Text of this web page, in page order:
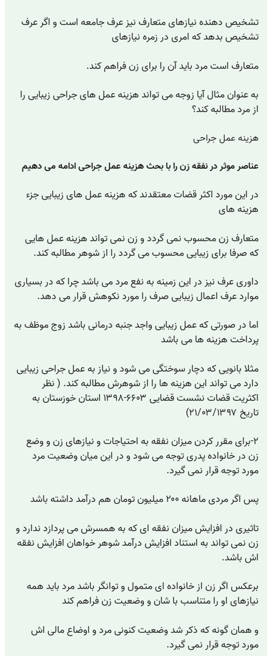
تشخیص دهنده نیازهای متعارف نیز عرف جامعه است و اگر عرف
تشخیص بدهد که امری در زمره نیازهای
متعارف است مرد باید آن را برای زن فراهم کند.
به عنوان مثال آیا زوجه می تواند هزینه عمل های جراحی زیبایی را
از مرد مطالبه کند؟
هزینه عمل جراحی
عناصر موثر در نفقه زن را با بحث هزینه عمل جراحی ادامه می دهیم
در این مورد اکثر قضات معتقدند که هزینه عمل های زیبایی جزء
هزینه های
متعارف زن محسوب نمی گردد و زن نمی تواند هزینه عمل هایی
که صرفا برای زیبایی محسوب می گردد را از شوهر مطالبه کند.
داوری عرف نیز در این زمینه به نفع مرد می باشد چرا که در بسیاری
موارد عرف اعمال زیبایی صرف را مورد نکوهش قرار می دهد.
اما در صورتی که عمل زیبایی واجد جنبه درمانی باشد زوج موظف به
پرداخت هزینه ها می باشد
مثلا بانویی که دچار سوختگی می شود و نیاز به عمل جراحی زیبایی
دارد می تواند این هزینه ها را از شوهرش مطالبه کند. ( نظر
اکثریت قضات نشست قضایی ۶۶۰۳-۱۳۹۸ استان خوزستان به
تاریخ ۲۱/۰۳/۱۳۹۷)
۲-برای مقرر کردن میزان نفقه به احتیاجات و نیازهای زن و وضع
زن در خانواده پدری توجه می شود و در این میان وضعیت مرد
مورد توجه قرار نمی گیرد.
پس اگر مردی ماهانه ۲۰۰ میلیون تومان هم درآمد داشته باشد
تاثیری در افزایش میزان نفقه ای که به همسرش می پردازد ندارد و
زن نمی تواند به استناد افزایش درآمد شوهر خواهان افزایش نفقه
اش باشد.
برعکس اگر زن از خانواده ای متمول و توانگر باشد مرد باید همه
نیازهای او را متناسب با شان و وضعیت زن فراهم کند
و همان گونه که ذکر شد وضعیت کنونی مرد و اوضاع مالی اش
مورد توجه قرار نمی گیرد.